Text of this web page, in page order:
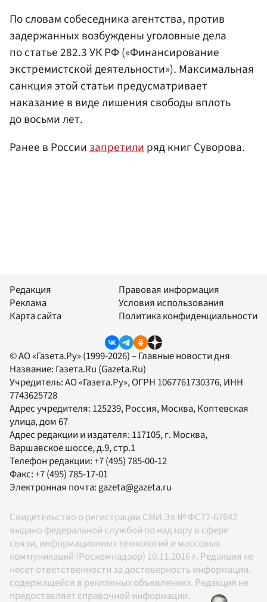
По словам собеседника агентства, против
задержанных возбуждены уголовные дела
по статье 282.3 УК РФ («Финансирование
экстремистской деятельности»). Максимальная
санкция этой статьи предусматривает
наказание в виде лишения свободы вплоть
до восьми лет.
Ранее в Россиизапретилиряд книг Суворова.
Редакция
Реклама
Карта сайта
Правовая информация
Условия использования
Политика конфиденциальности
© АО «Газета.Ру» (1999-2026) – Главные новости дня
Название: Газета.Ru (Gazeta.Ru)
Учредитель:АО «Газета.Ру», ОГРН 1067761730376, ИНН
7743625728
Адрес учредителя: 125239, Россия, Москва, Коптевская
улица, дом 67
Адрес редакции и издателя: 117105, г. Москва,
Варшавское шоссе, д.9, стр.1
Телефон редакции:+7 (495) 785-00-12
Факс:+7 (495) 785-17-01
Электронная почта: gazeta@gazeta.ru
Свидетельство о регистрации СМИ Эл № ФС77-67642
выдано федеральной службой по надзору в сфере
связи, информационных технологий и массовых
коммуникаций (Роскомнадзор) 10.11.2016 г. Редакция не
несет ответственности за достоверность информации,
содержащейся в рекламных объявлениях. Редакция не
предоставляет справочной информации.